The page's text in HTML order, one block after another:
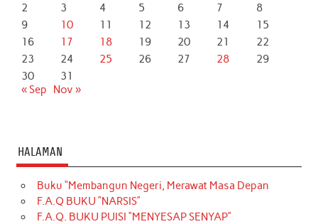
2
3 4 5 6 7
8
9
10 11 12 13 14
15
16
17 18 19 20 21
22
23
24 25 26 27 28
29
30
31
« Sep
Nov »
HALAMAN
Buku “Membangun Negeri, Merawat Masa Depan
F.A.Q BUKU “NARSIS”
F.A.Q. BUKU PUISI “MENYESAP SENYAP”